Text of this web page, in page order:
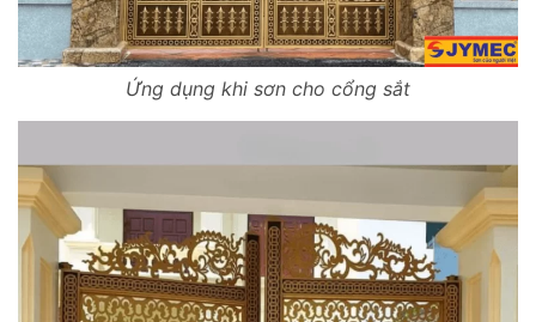
Ứng dụng khi sơn cho cổng sắt